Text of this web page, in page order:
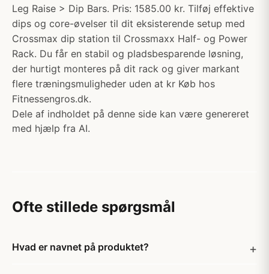
Leg Raise > Dip Bars. Pris: 1585.00 kr. Tilføj effektive
dips og core-øvelser til dit eksisterende setup med
Crossmax dip station til Crossmaxx Half- og Power
Rack. Du får en stabil og pladsbesparende løsning,
der hurtigt monteres på dit rack og giver markant
flere træningsmuligheder uden at kr Køb hos
Fitnessengros.dk.
Dele af indholdet på denne side kan være genereret
med hjælp fra AI.
Ofte stillede spørgsmål
Hvad er navnet på produktet?